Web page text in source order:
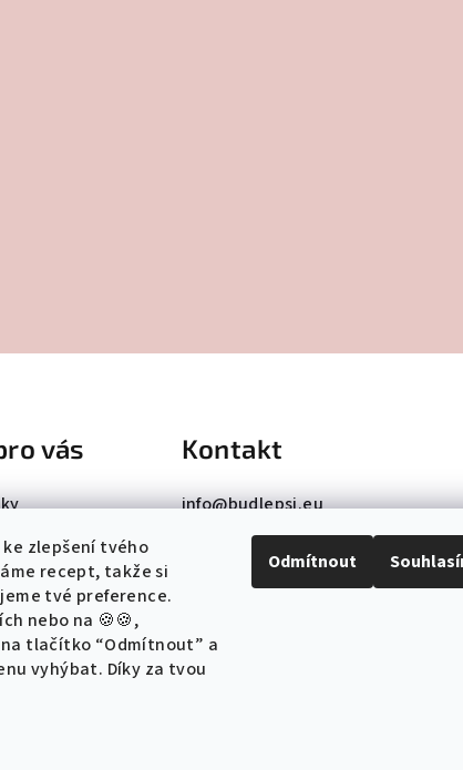
zlepšení tvého
recept, takže si
tvé preference.
nebo na 🍪🍪,
tlačítko “Odmítnout” a
vyhýbat. Díky za tvou
Odmítnout
vás
osobních údajů
Kontakt
info@budlepsi.eu
+ 420 736 289 800